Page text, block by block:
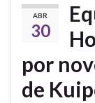
ABR
30
por
de